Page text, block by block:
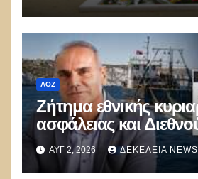
ΑΟΖ
Ζήτημα εθνικής
ασφάλειας και
η παράνομη τουρκική
Αιγαίο
ΑΥΓ 2, 2026 ΔΕΚΈΛΕΙΑ NEWS